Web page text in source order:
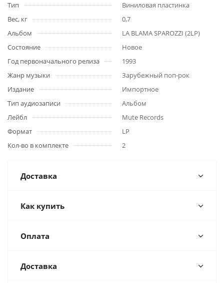
Тип
Виниловая пластинка
Вес, кг
0,7
Альбом
LA BLAMA SPAROZZI (2LP)
Состояние
Новое
Год первоначального релиза
1993
Жанр музыки
Зарубежный поп-рок
Издание
Импортное
Тип аудиозаписи
Альбом
Лейбл
Mute Records
Формат
LP
Кол-во в комплекте
2
Доставка
Как купить
Оплата
Доставка